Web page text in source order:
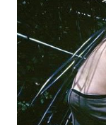
Check Up 08. How
Fool's Gold 12. Let
14. É Fim de Mês
REMASTERIZADO
MediaFire